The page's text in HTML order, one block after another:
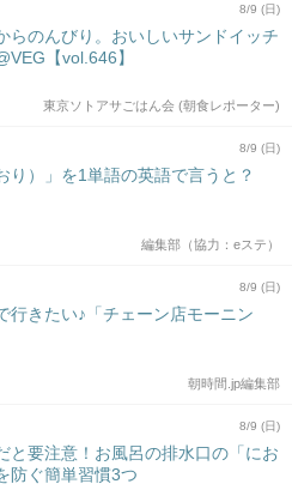
8/9 (日)
らのんびり。おいしいサンドイッチ
【vol.646】
東京ソトアサごはん会 (朝食レポーター)
8/9 (日)
り）」を1単語の英語で言うと？
編集部（協力：eステ）
8/9 (日)
行きたい♪「チェーン店モーニン
朝時間.jp編集部
8/9 (日)
と要注意！お風呂の排水口の「にお
防ぐ簡単習慣3つ